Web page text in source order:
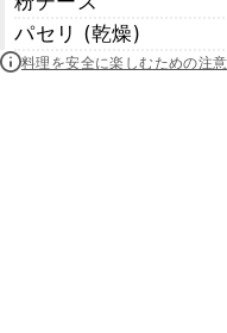
パセリ (乾燥)
料理を安全に楽しむための注